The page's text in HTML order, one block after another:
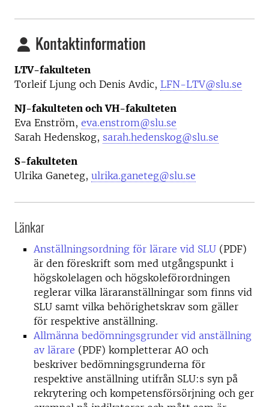
Kontaktinformation
LTV-fakulteten
Torleif Ljung och Denis Avdic, LFN-LTV@slu.se
NJ-fakulteten och VH-fakulteten
Eva Enström, eva.enstrom@slu.se
Sarah Hedenskog, sarah.hedenskog@slu.se
S-fakulteten
Ulrika Ganeteg, ulrika.ganeteg@slu.se
Länkar
Anställningsordning för lärare vid SLU (PDF)
är den föreskrift som med utgångspunkt i
högskolelagen och högskoleförordningen
reglerar vilka läraranställningar som finns vid
SLU samt vilka behörighetskrav som gäller
för respektive anställning.
Allmänna bedömningsgrunder vid anställning
av lärare (PDF) kompletterar AO och
beskriver bedömningsgrunderna för
respektive anställning utifrån SLU:s syn på
rekrytering och kompetensförsörjning och ger